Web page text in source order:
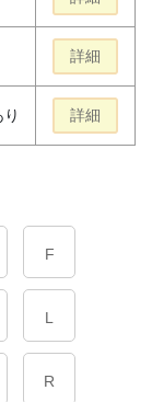
詳細
詳細
F
L
R